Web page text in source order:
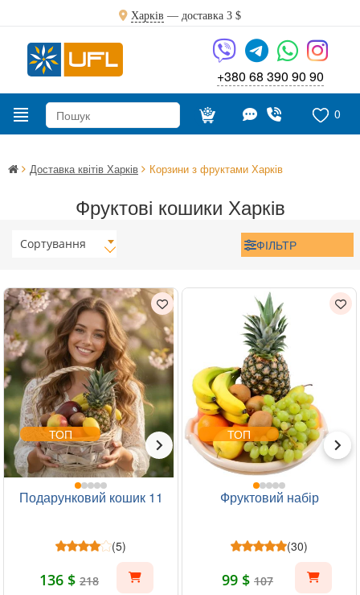
Харків — доставка 3 $
+380 68 390 90 90
0
Доставка квітів Харків Корзини з фруктами Харків
Фруктові кошики Харків
Сортування ФІЛЬТР
ТОП
Подарунковий кошик 11
(5)
136 $ 218
ТОП
Фруктовий набір
(30)
99 $ 107